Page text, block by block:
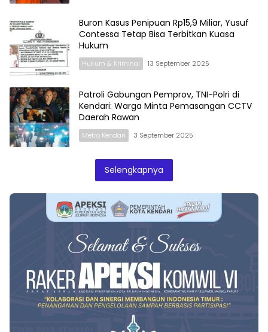
Buron Kasus Penipuan Rp15,9 Miliar, Yusuf
Contessa Tetap Bisa Terbitkan Kuasa
Hukum
Hukum & Kriminal 13 September 2025
Patroli Gabungan Pemprov, TNI-Polri di
Kendari: Warga Minta Pemasangan CCTV
Daerah Rawan
Metro Kendari 3 September 2025
Selengkapnya